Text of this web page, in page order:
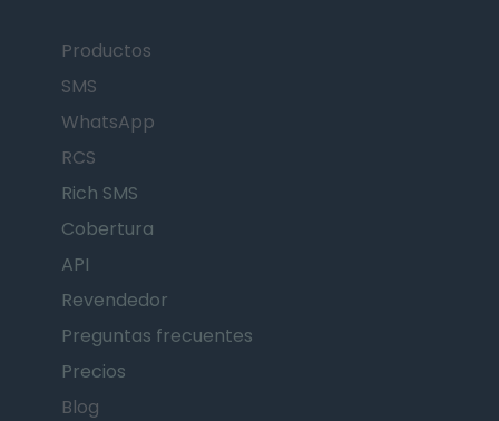
Productos
SMS
WhatsApp
RCS
Rich SMS
Cobertura
API
Revendedor
Preguntas frecuentes
Precios
Blog